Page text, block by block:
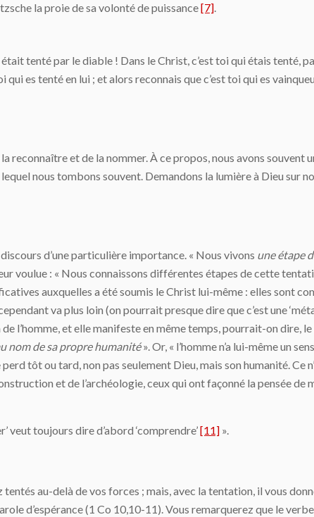
la proie de sa volonté de puissance[7].
tenté par le diable ! Dans le Christ, c’est toi qui étais tenté,
es tenté en lui ; et alors reconnais que c’est toi qui es
reconnaître et de la nommer. À ce propos, nous avons souvent
nous tombons souvent. Demandons la lumière à Dieu sur
d’une particulière importance. « Nous vivons une étape
voulue : « Nous connaissons différentes étapes de cette
auxquelles a été soumis le Christ lui-même : elles sont
va plus loin (on pourrait presque dire que c’est une
l’homme, et elle manifeste en même temps, pourrait-on dire,
nom de sa propre humanité». Or, « l’homme n’a lui-même un
tôt ou tard, non pas seulement Dieu, mais son humanité. Ce
et de l’archéologie, ceux qui ont façonné la pensée de
veut toujours dire d’abord ‘comprendre’[11] ».
au-delà de vos forces ; mais, avec la tentation, il vous
d’espérance (1 Co 10,10-11). Vous remarquerez que le